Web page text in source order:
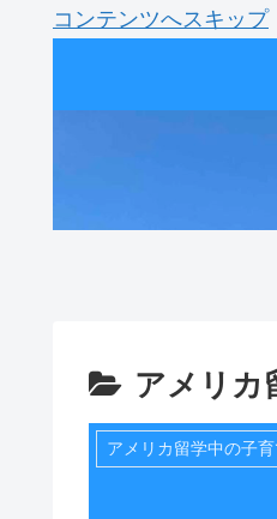
コンテンツへスキップ
アメリカ
アメリカ留学中の子育